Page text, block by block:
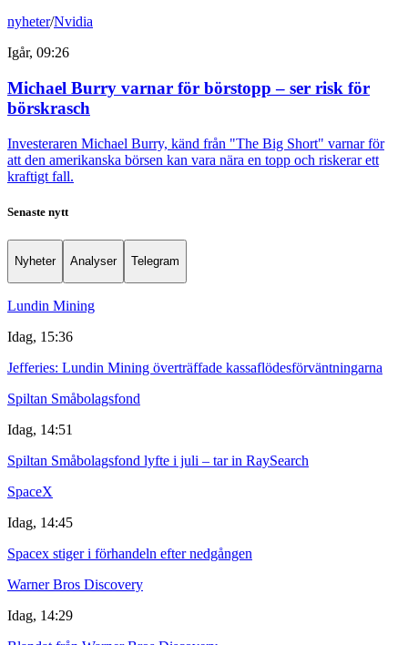
nyheter/Nvidia
Igår, 09:26
Michael Burry varnar för börstopp – ser risk för
börskrasch
Investeraren Michael Burry, känd från "The Big Short" varnar för
att den amerikanska börsen kan vara nära en topp och riskerar ett
kraftigt fall.
Senaste nytt
Nyheter Analyser Telegram
Lundin Mining
Idag, 15:36
Jefferies: Lundin Mining överträffade kassaflödesförväntningarna
Spiltan Småbolagsfond
Idag, 14:51
Spiltan Småbolagsfond lyfte i juli – tar in RaySearch
SpaceX
Idag, 14:45
Spacex stiger i förhandeln efter nedgången
Warner Bros Discovery
Idag, 14:29